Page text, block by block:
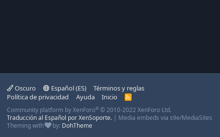
Oscuro Español (ES)
Términos y reglas
Política de privacidad
Ayuda Inicio
R
S
Community platform by XenForo® © 2010-2022 XenForo Ltd.
Traducción al Español por XenSoporte. | Media embeds via s9e/MediaSites
Theming with
by: DohTheme